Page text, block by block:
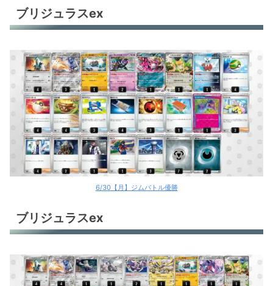
ブリジュラスex
6/30【月】ジムバトル優勝
ブリジュラスex